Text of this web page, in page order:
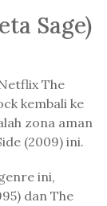
Sage)
The
kembali ke
zona aman
(2009) ini.
ini,
dan The